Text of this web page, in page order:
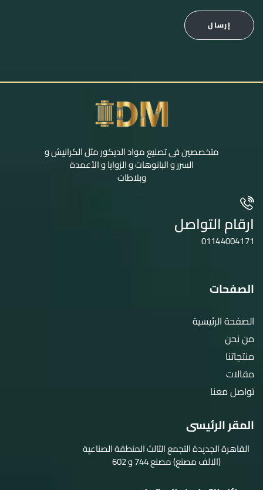
إرسال
متخصصين فى تصنيع مواد الديكور مثل الكرانيش و
السرر و البانوهات و الزوايا و الأعمدة
وبلاطات
ارقام التواصل
01144004171
الصفحات
الصفحة الرئيسية
من نحن
منتجاتنا
مقالات
تواصل معنا
المقر الرئيسى
القاهرة الجديدة التجمع الثالث المنطقة الصناعية
(الالف مصنع) مصنع 744 و 602